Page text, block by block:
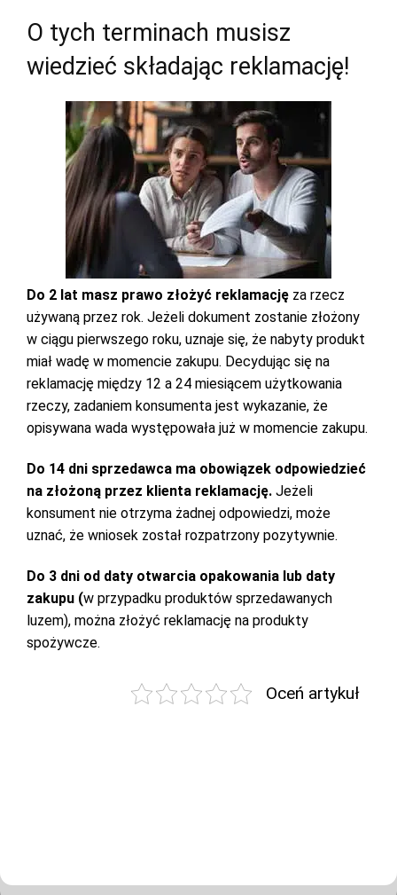
O tych terminach musisz
wiedzieć składając reklamację!
Do 2 lat masz prawo złożyć reklamację za rzecz
używaną przez rok. Jeżeli dokument zostanie złożony
w ciągu pierwszego roku, uznaje się, że nabyty produkt
miał wadę w momencie zakupu. Decydując się na
reklamację między 12 a 24 miesiącem użytkowania
rzeczy, zadaniem konsumenta jest wykazanie, że
opisywana wada występowała już w momencie zakupu.
Do 14 dni sprzedawca ma obowiązek odpowiedzieć
na złożoną przez klienta reklamację. Jeżeli
konsument nie otrzyma żadnej odpowiedzi, może
uznać, że wniosek został rozpatrzony pozytywnie.
Do 3 dni od daty otwarcia opakowania lub daty
zakupu (w przypadku produktów sprzedawanych
luzem), można złożyć reklamację na produkty
spożywcze.
Oceń artykuł